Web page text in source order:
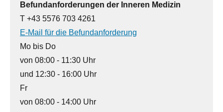
Befundanforderungen der Inneren Medizin
T +43 5576 703 4261
E-Mail für die Befundanforderung
Mo bis Do
von 08:00 - 11:30 Uhr
und 12:30 - 16:00 Uhr
Fr
von 08:00 - 14:00 Uhr